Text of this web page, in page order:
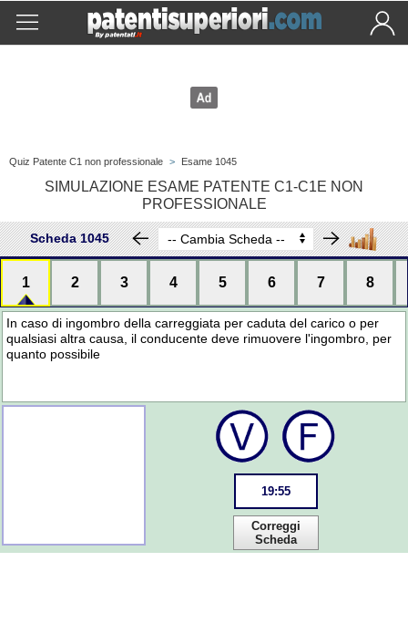
Quiz Patente C1 non professionale > Esame 1045
SIMULAZIONE ESAME PATENTE C1-C1E NON
PROFESSIONALE
Scheda 1045
1 2 3 4 5 6 7 8
In caso di ingombro della carreggiata per caduta del carico o per
qualsiasi altra causa, il conducente deve rimuovere l'ingombro, per
quanto possibile
19:55
Correggi
Scheda